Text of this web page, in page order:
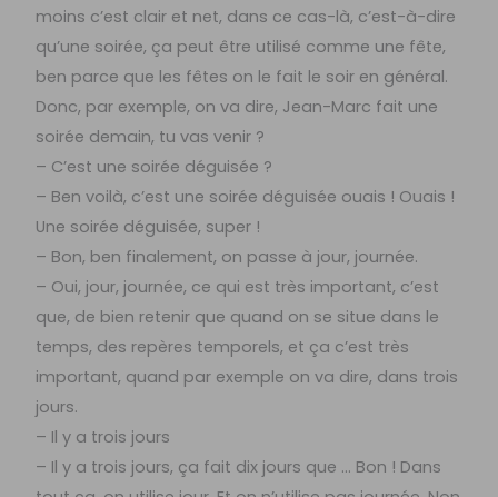
moins c’est clair et net, dans ce cas-là, c’est-à-dire
qu’une soirée, ça peut être utilisé comme une fête,
ben parce que les fêtes on le fait le soir en général.
Donc, par exemple, on va dire, Jean-Marc fait une
soirée demain, tu vas venir ?
– C’est une soirée déguisée ?
– Ben voilà, c’est une soirée déguisée ouais ! Ouais !
Une soirée déguisée, super !
– Bon, ben finalement, on passe à jour, journée.
– Oui, jour, journée, ce qui est très important, c’est
que, de bien retenir que quand on se situe dans le
temps, des repères temporels, et ça c’est très
important, quand par exemple on va dire, dans trois
jours.
– Il y a trois jours
– Il y a trois jours, ça fait dix jours que … Bon ! Dans